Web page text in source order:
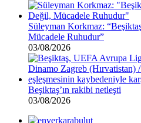
Süleyman Korkmaz:
Mücadele Ruhudur”
03/08/2026
Beşiktaş’ın rakibi netleşti
03/08/2026